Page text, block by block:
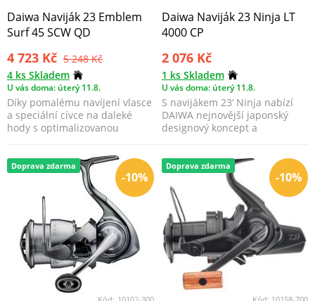
Daiwa Naviják 23 Emblem
Surf 45 SCW QD
4 723 Kč 5 248 Kč
4 ks Skladem
U vás doma: úterý 11.8.
Díky pomalému navíjení vlasce
a speciální cívce na daleké
hody s optimalizovanou
Daiwa Naviják 23 Ninja LT
4000 CP
2 076 Kč
1 ks Skladem
U vás doma: úterý 11.8.
S navijákem 23‘ Ninja nabízí
DAIWA nejnovější japonský
designový koncept a
-10%
Doprava zdarma
-10%
Doprava zdarma